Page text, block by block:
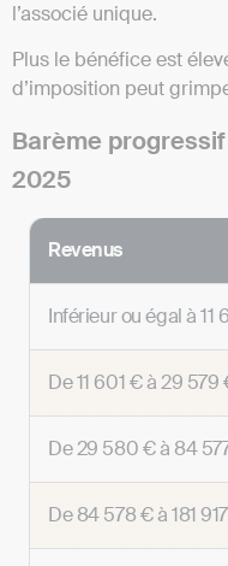
l’associé unique.
Plus le bénéfice est
d’imposition peut
Barème
2025
Revenus
Inférieur ou égal à 11
De 11 601 € à 29 579
De 29 580 € à 84
De 84 578 € à 181